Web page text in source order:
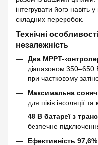
інтегрувати його навіть
складних переробок.
Технічні
незалежність
Два MPPT-
діапазоном 350–650
при частковому
Максимальна
для піків інсоляції
48 В батареї з
безпечне підключення
Ефективність 97,6%